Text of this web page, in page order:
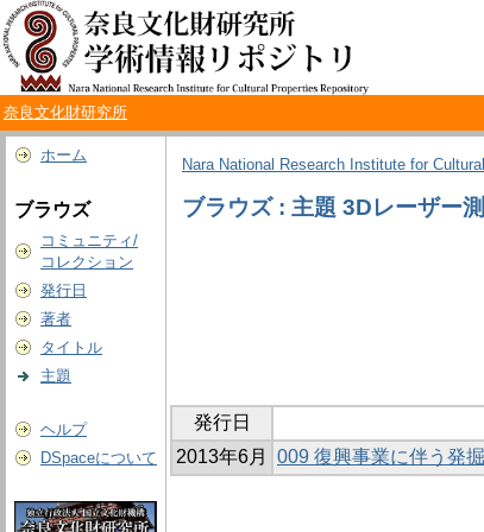
奈良文化財研究所
ホーム
ブラウズ
コミュニティ/
コレクション
発行日
著者
タイトル
主題
ヘルプ
DSpaceについて
Nara National Research Institute for
ブラウズ : 主題 3Dレーザー
発行日
2013年6月
009 復興事業に伴う発